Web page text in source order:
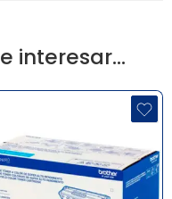
interesar…